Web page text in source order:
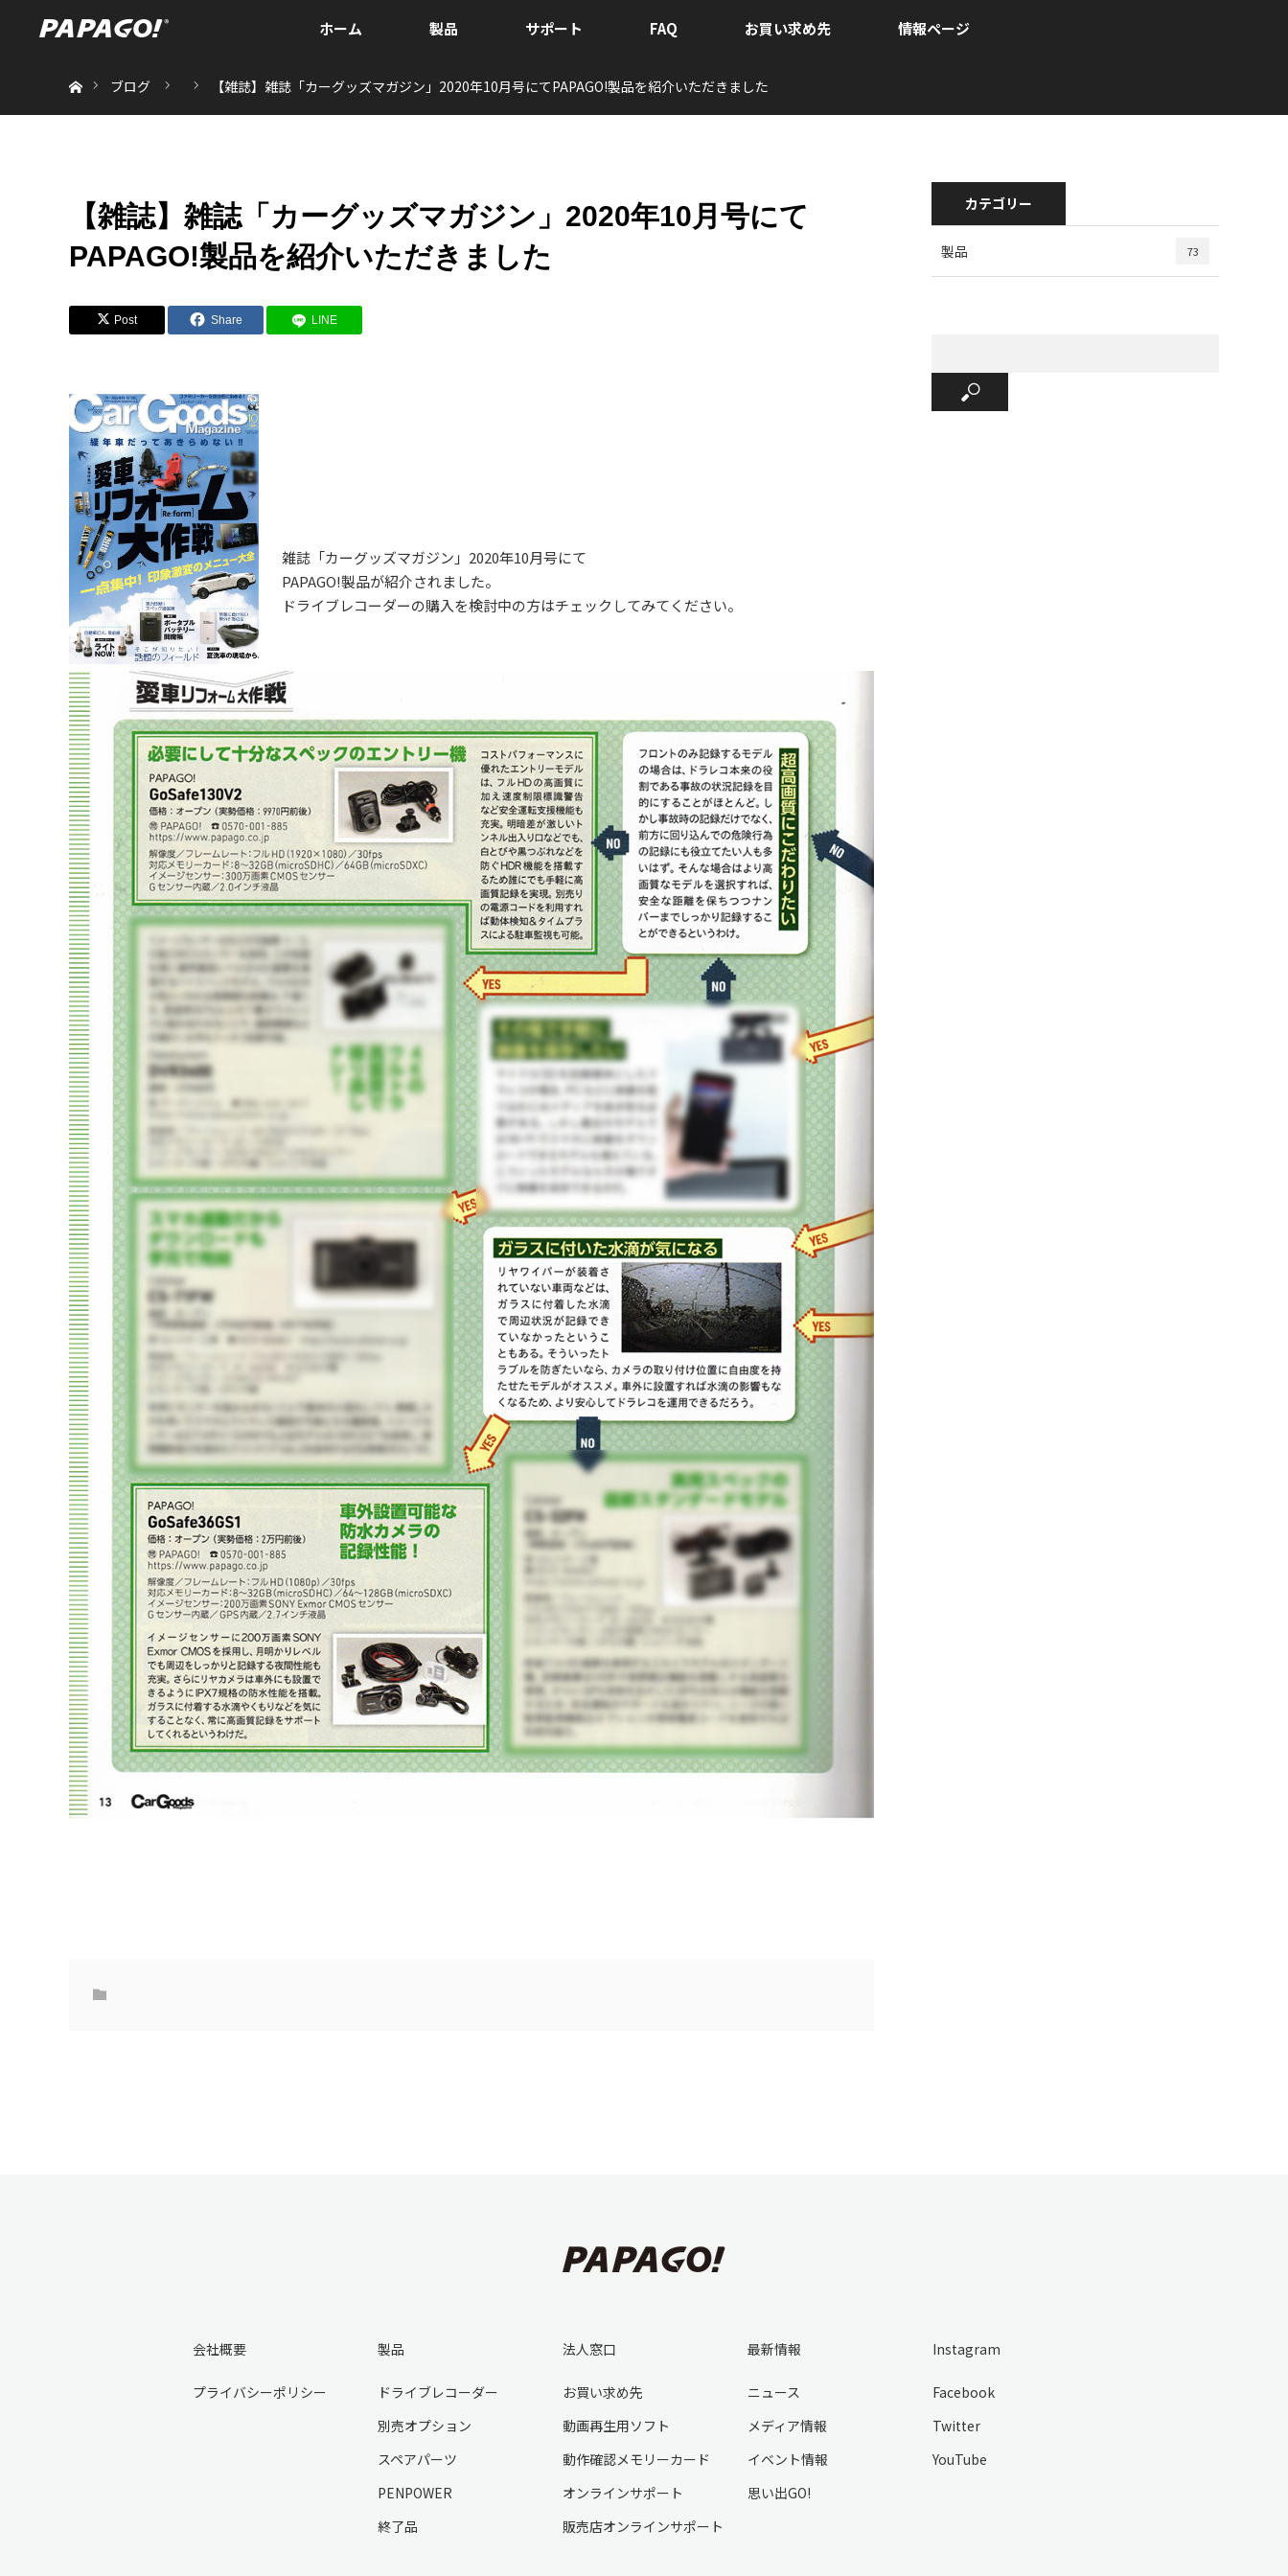
ホーム 製品 サポート FAQ お買い求め先 情報ページ
ブログ
【雑誌】雑誌「カーグッズマガジン」2020年10月号にてPAPAGO!製品を紹介いただきました
【雑誌】雑誌「カーグッズマガジン」2020年10月号にて
PAPAGO!製品を紹介いただきました
Post Share LINE
雑誌「カーグッズマガジン」2020年10月号にて
PAPAGO!製品が紹介されました。
ドライブレコーダーの購入を検討中の方はチェックしてみてください。
カテゴリー
製品 73
会社概要
プライバシーポリシー
製品
ドライブレコーダー
別売オプション
スペアパーツ
PENPOWER
終了品
法人窓口
お買い求め先
動画再生用ソフト
動作確認メモリーカード
オンラインサポート
販売店オンラインサポート
最新情報
ニュース
メディア情報
イベント情報
思い出GO!
Instagram
Facebook
Twitter
YouTube